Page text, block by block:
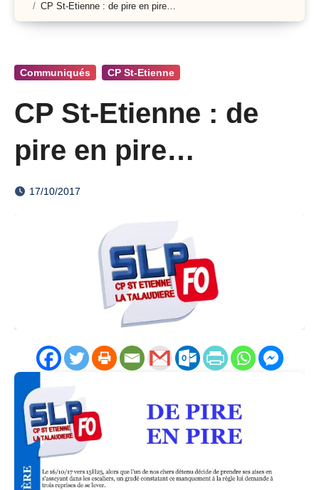
CP St-Etienne : de pire en pire…
Communiqués CP St-Etienne
CP St-Etienne : de
pire en pire…
17/10/2017